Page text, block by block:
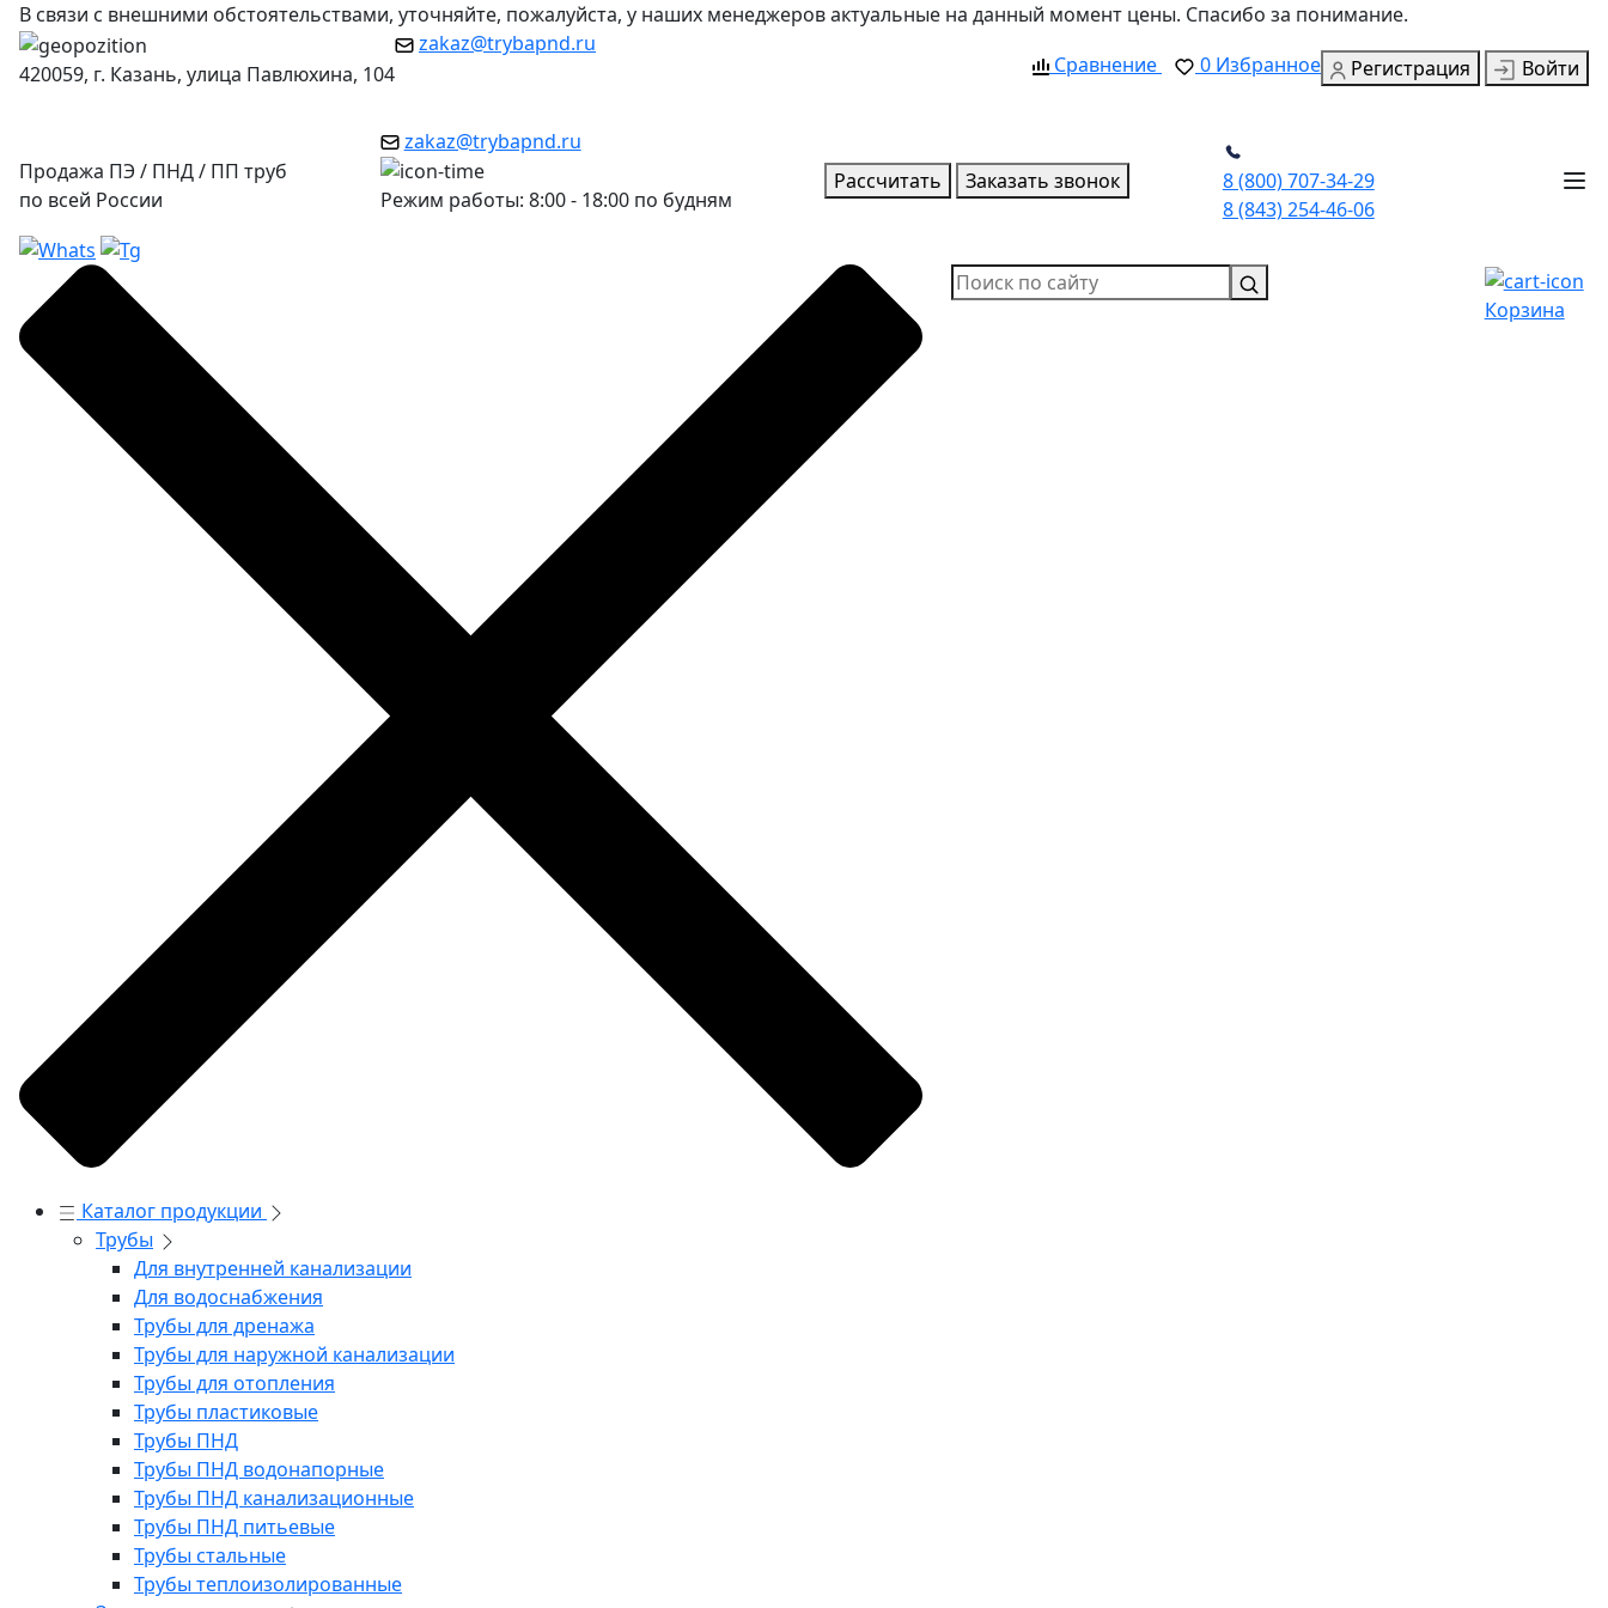
В связи с внешними обстоятельствами, уточняйте, пожалуйста, у наших менеджеров актуальные на данный момент цены. Спасибо за понимание.
420059, г. Казань, улица Павлюхина, 104
zakaz@trybapnd.ru
Сравнение
0 Избранное Регистрация Войти
Продажа ПЭ / ПНД / ПП труб
по всей России
zakaz@trybapnd.ru
Режим работы: 8:00 - 18:00 по будням
Рассчитать Заказать звонок
8 (800) 707-34-29
8 (843) 254-46-06
Каталог продукции
Трубы
Для внутренней канализации
Для водоснабжения
Трубы для дренажа
Трубы для наружной канализации
Трубы для отопления
Трубы пластиковые
Трубы ПНД
Трубы ПНД водонапорные
Трубы ПНД канализационные
Трубы ПНД питьевые
Трубы стальные
Трубы теплоизолированные
Корзина